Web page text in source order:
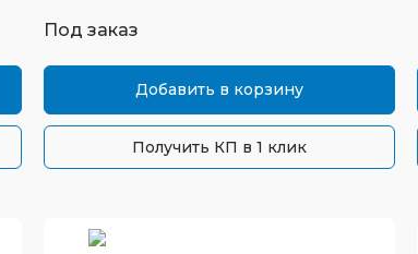
Под заказ
Добавить в корзину
Получить КП в 1 клик